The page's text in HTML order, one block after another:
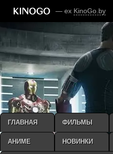
— ex KinoGo.by
ГЛАВНАЯ ФИЛЬМЫ
АНИМЕ НОВИНКИ